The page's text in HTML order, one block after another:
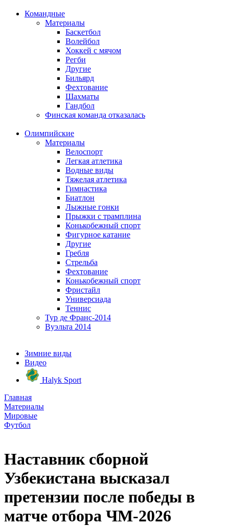
Командные
Материалы
Баскетбол
Волейбол
Хоккей с мячом
Регби
Другие
Бильярд
Фехтование
Шахматы
Гандбол
Финская команда отказалась
Олимпийские
Материалы
Велоспорт
Легкая атлетика
Водные виды
Тяжелая атлетика
Гимнастика
Биатлон
Лыжные гонки
Прыжки с трамплина
Конькобежный спорт
Фигурное катание
Другие
Гребля
Стрельба
Фехтование
Конькобежный спорт
Фристайл
Универсиада
Теннис
Тур де Франс-2014
Вуэльта 2014
Зимние виды
Видео
Halyk Sport
Главная
Материалы
Мировые
Футбол
Наставник сборной
Узбекистана высказал
претензии после победы в
матче отбора ЧМ-2026